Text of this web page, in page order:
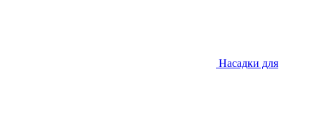
Насадки для